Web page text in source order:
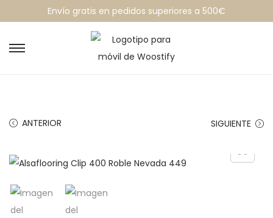
Envío gratis en pedidos superiores a 500€
ANTERIOR SIGUIENTE